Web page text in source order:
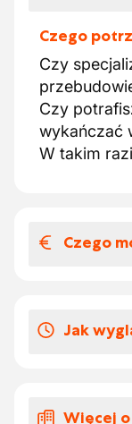
Czego
Czy
Czy
wykańczać
W takim
Czego
Firma ta
Jak
Więcej